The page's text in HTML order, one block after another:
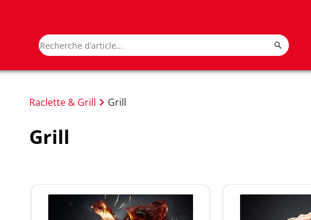
Raclette & Grill Grill
Grill